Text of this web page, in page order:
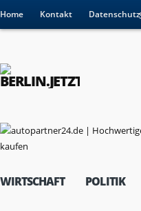
Home Kontakt Datenschutz
WIRTSCHAFT POLITIK